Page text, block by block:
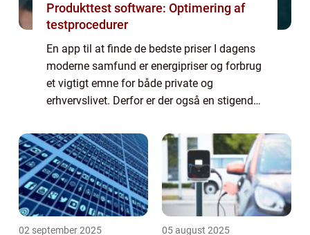
Produkttest software: Optimering af
testprocedurer
En app til at finde de bedste priser I dagens
moderne samfund er energipriser og forbrug
et vigtigt emne for både private og
erhvervslivet. Derfor er der også en stigende
og optimere vores forbrug. Neto...
02 september 2025 05 august 2025